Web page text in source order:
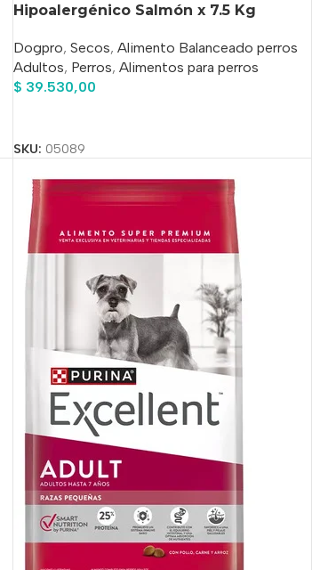
Hipoalergénico Salmón x 7.5 Kg
Dogpro, Secos, Alimento Balanceado perros
Adultos, Perros, Alimentos para perros
$ 39.530,00
SKU: 05089